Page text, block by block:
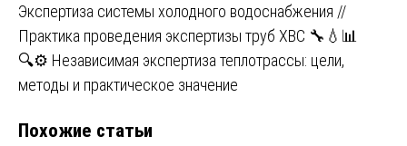
Навигация
по
записям
Экспертиза системы холодного водоснабжения //
Практика проведения экспертизы труб ХВС 🔧💧📊
🔍⚙️ Независимая экспертиза теплотрассы: цели,
методы и практическое значение
Похожие статьи